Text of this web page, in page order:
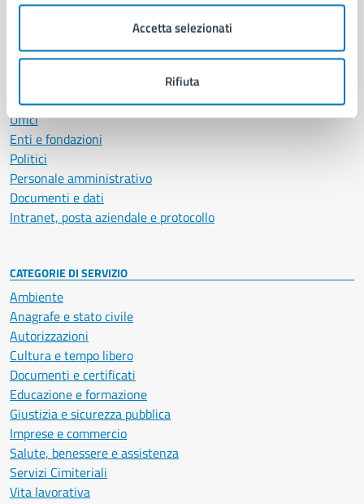
Accetta selezionati
Rifiuta
Aree amministrative
Municipalità
Uffici
Enti e fondazioni
Politici
Personale amministrativo
Documenti e dati
Intranet, posta aziendale e protocollo
CATEGORIE DI SERVIZIO
Ambiente
Anagrafe e stato civile
Autorizzazioni
Cultura e tempo libero
Documenti e certificati
Educazione e formazione
Giustizia e sicurezza pubblica
Imprese e commercio
Salute, benessere e assistenza
Servizi Cimiteriali
Vita lavorativa